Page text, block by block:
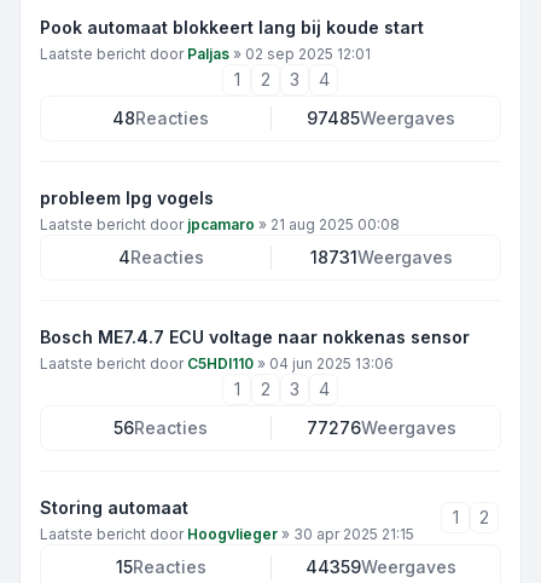
Pook automaat blokkeert lang bij koude start
Laatste bericht door Paljas » 02 sep 2025 12:01
1 2 3
4
48Reacties 97485Weergaves
probleem lpg vogels
Laatste bericht door jpcamaro » 21 aug 2025 00:08
4Reacties 18731Weergaves
Bosch ME7.4.7 ECU voltage naar nokkenas sensor
Laatste bericht door C5HDI110 » 04 jun 2025 13:06
1 2 3
4
56Reacties 77276Weergaves
Storing automaat
Laatste bericht door Hoogvlieger » 30 apr 2025 21:15
1 2
15Reacties 44359Weergaves